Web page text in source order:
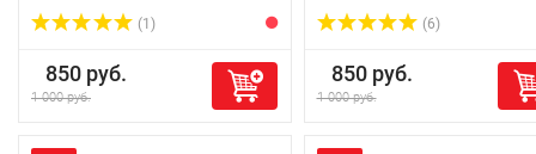
(1)
850 руб.
1 000 руб.
(6)
850 руб.
1 000 руб.